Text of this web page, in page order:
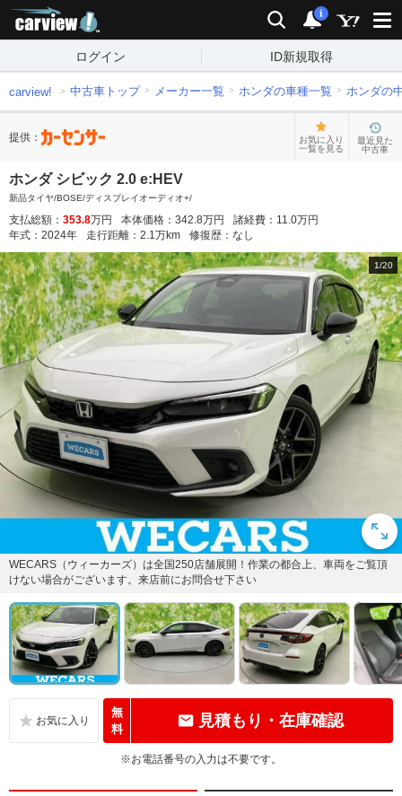
検索 通知
i
ログイン ID新規取得
carview! 中古車トップ メーカー一覧 ホンダの車種一覧 ホンダの
提供：
お気に入り
一覧を見る
最近見た
中古車
ホンダ シビック 2.0 e:HEV
新品タイヤ/BOSE/ディスプレイオーディオ+/
支払総額： 353.8万円 本体価格： 342.8万円 諸経費： 11.0万円
年式： 2024年 走行距離： 2.1万km 修復歴： なし
1/20
WECARS（ウィーカーズ）は全国250店舗展開！作業の都合上、車両をご覧頂
けない場合がございます。来店前にお問合せ下さい
無
料
見積もり・在庫確認
※お電話番号の入力は不要です。